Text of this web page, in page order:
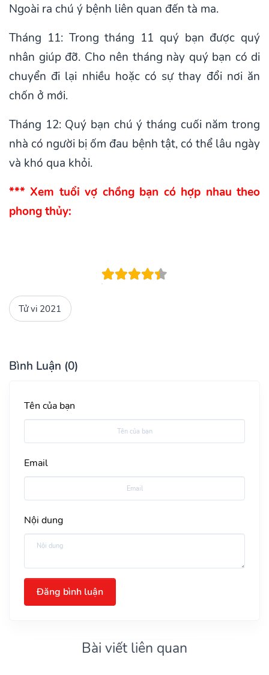
Ngoài ra chú ý bệnh liên quan đến tà ma.
Tháng 11: Trong tháng 11 quý bạn được quý
nhân giúp đỡ. Cho nên tháng này quý bạn có di
chuyển đi lại nhiều hoặc có sự thay đổi nơi ăn
chốn ở mới.
Tháng 12: Quý bạn chú ý tháng cuối năm trong
nhà có người bị ốm đau bệnh tật, có thể lâu ngày
và khó qua khỏi.
*** Xem tuổi vợ chồng bạn có hợp nhau theo
phong thủy:
Tử vi 2021
Bình Luận (0)
Tên của bạn
Email
Nội dung
Đăng bình luận
Bài viết liên quan